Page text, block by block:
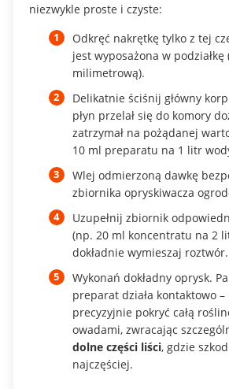
niezwykle proste i czyste:
Odkręć nakrętkę tylko z tej
jest wyposażona w podziałkę
milimetrową).
Delikatnie ściśnij główny
płyn przelał się do komory
zatrzymał na pożądanej
10 ml preparatu na 1 litr
Wlej odmierzoną dawkę
zbiornika opryskiwacza
Uzupełnij zbiornik
(np. 20 ml koncentratu na 2
dokładnie wymieszaj roztwór.
Wykonań dokładny oprysk.
preparat działa kontaktowo
precyzyjnie pokryć całą
owadami, zwracając
dolne części liści, gdzie
najczęściej.